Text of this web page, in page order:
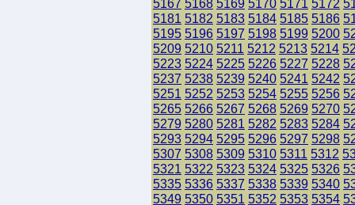
5167 5168 5169 5170 5171 5172
5181 5182 5183 5184 5185 5186
5195 5196 5197 5198 5199 5200
5209 5210 5211 5212 5213 5214
5223 5224 5225 5226 5227 5228
5237 5238 5239 5240 5241 5242
5251 5252 5253 5254 5255 5256
5265 5266 5267 5268 5269 5270
5279 5280 5281 5282 5283 5284
5293 5294 5295 5296 5297 5298
5307 5308 5309 5310 5311 5312
5321 5322 5323 5324 5325 5326
5335 5336 5337 5338 5339 5340
5349 5350 5351 5352 5353 5354